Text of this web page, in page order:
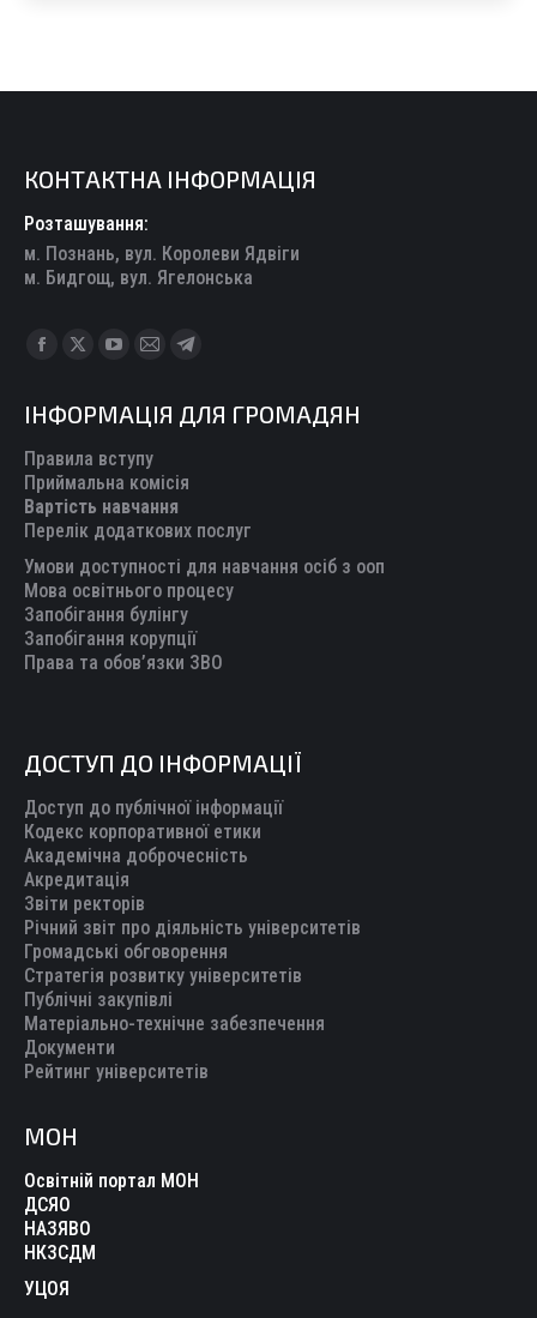
КОНТАКТНА ІНФОРМАЦІЯ
Розташування:
м. Познань, вул. Королеви Ядвіги
м. Бидгощ, вул. Ягелонська
Find us on:
Facebook
opens
in
new
window
X
opens
in
new
window
YouTube
opens
in
new
window
Mail
opens
in
new
window
Telegram
opens
new
ІНФОРМАЦІЯ ДЛЯ ГРОМАДЯН
Правила вступу
Приймальна комісія
Вартість навчання
Перелік додаткових послуг
Умови доступності для навчання осіб з ооп
Мова освітнього процесу
Запобігання булінгу
Запобігання корупції
Права та обов’язки ЗВО
ДОСТУП ДО ІНФОРМАЦІЇ
Доступ до публічної інформації
Кодекс корпоративної етики
Академічна доброчесність
Акредитація
Звіти ректорів
Річний звіт про діяльність університетів
Громадські обговорення
Стратегія розвитку університетів
Публічні закупівлі
Матеріально-технічне забезпечення
Документи
Рейтинг університетів
МОН
Освітній портал МОН
ДСЯО
НАЗЯВО
НКЗСДМ
УЦОЯ